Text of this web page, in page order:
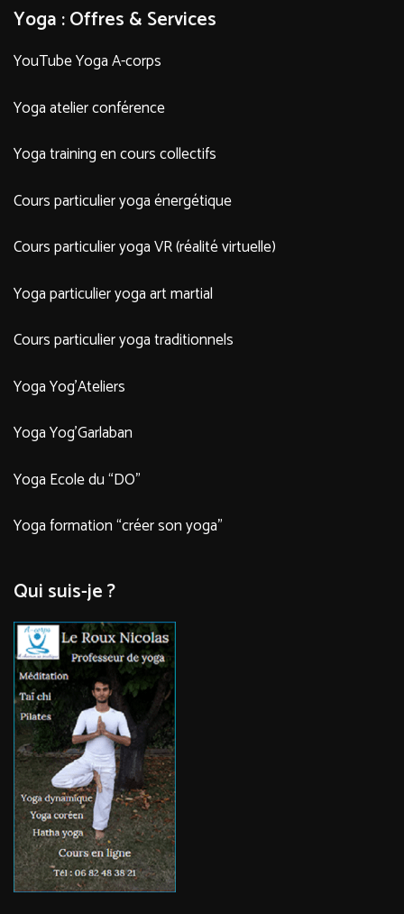
Yoga : Offres & Services
YouTube Yoga A-corps
Yoga atelier conférence
Yoga training en cours collectifs
Cours particulier yoga énergétique
Cours particulier yoga VR (réalité virtuelle)
Yoga particulier yoga art martial
Cours particulier yoga traditionnels
Yoga Yog’Ateliers
Yoga Yog’Garlaban
Yoga Ecole du “DO”
Yoga formation “créer son yoga”
Qui suis-je ?